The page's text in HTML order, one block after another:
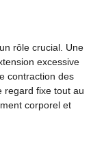
rôle crucial. Une
excessive
contraction des
regard fixe tout au
corporel et